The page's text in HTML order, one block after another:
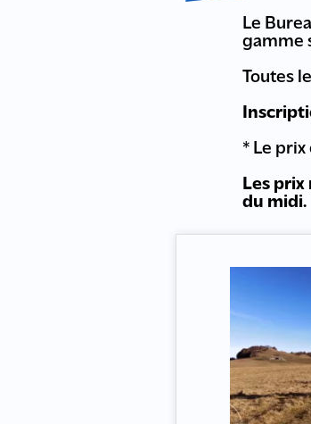
Le
gamme
Toutes
* Le
Les prix
du midi.